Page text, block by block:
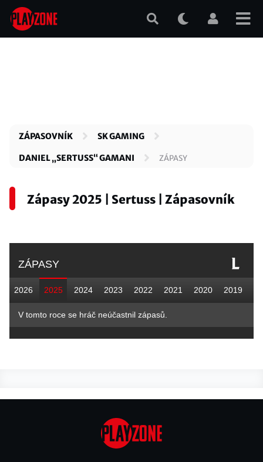
Přejít
hlavnímu
ZÁPASOVNÍK SK GAMING
DANIEL „SERTUSS“ GAMANI ZÁPASY
Zápasy 2025 | Sertuss | Zápasovník
ZÁPASY
2026 2025 2024 2023 2022 2021 2020 2019
V tomto roce se hráč neúčastnil zápasů.